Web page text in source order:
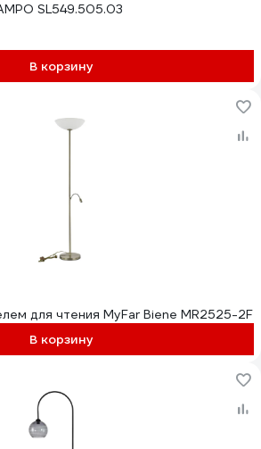
SL549.505.03
В корзину
для чтения MyFar Biene MR2525-2F
В корзину